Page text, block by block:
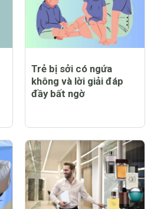
Trẻ bị sởi có ngứa
không và lời giải đáp
đầy bất ngờ